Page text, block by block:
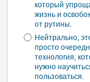
который
жизнь и
от рутины.
Нейтрально,
просто
технология,
нужно
пользоваться.